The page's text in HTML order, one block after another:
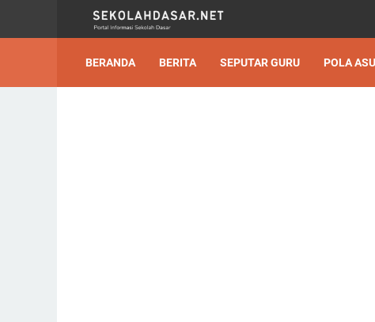
BERANDA BERITA SEPUTAR GURU POLA